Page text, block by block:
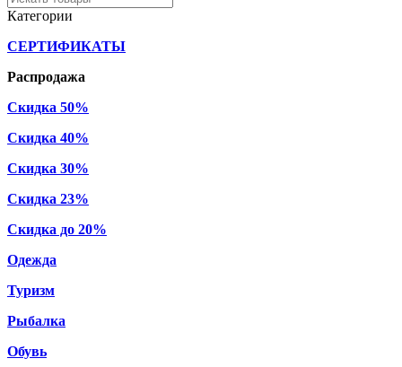
Категории
СЕРТИФИКАТЫ
Распродажа
Скидка 50%
Скидка 40%
Скидка 30%
Скидка 23%
Скидка до 20%
Одежда
Туризм
Рыбалка
Обувь